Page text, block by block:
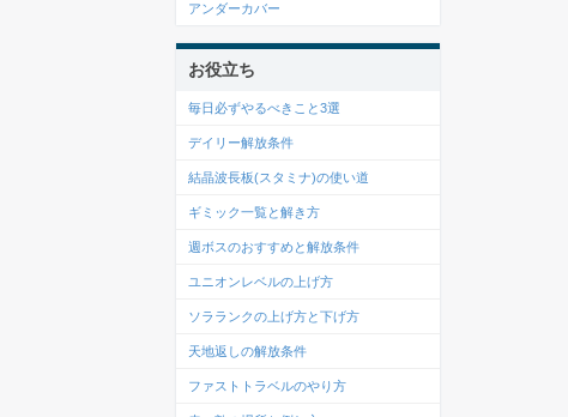
アンダーカバー
お役立ち
毎日必ずやるべきこと3選
デイリー解放条件
結晶波長板(スタミナ)の使い道
ギミック一覧と解き方
週ボスのおすすめと解放条件
ユニオンレベルの上げ方
ソラランクの上げ方と下げ方
天地返しの解放条件
ファストトラベルのやり方